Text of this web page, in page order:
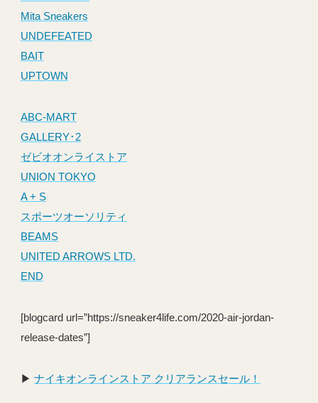
Mita Sneakers
UNDEFEATED
BAIT
UPTOWN
ABC-MART
GALLERY･2
ゼビオオンライストア
UNION TOKYO
A + S
スポーツオーソリティ
BEAMS
UNITED ARROWS LTD.
END
[blogcard url=”https://sneaker4life.com/2020-air-jordan-
release-dates”]
▶︎ ナイキオンラインストア クリアランスセール！